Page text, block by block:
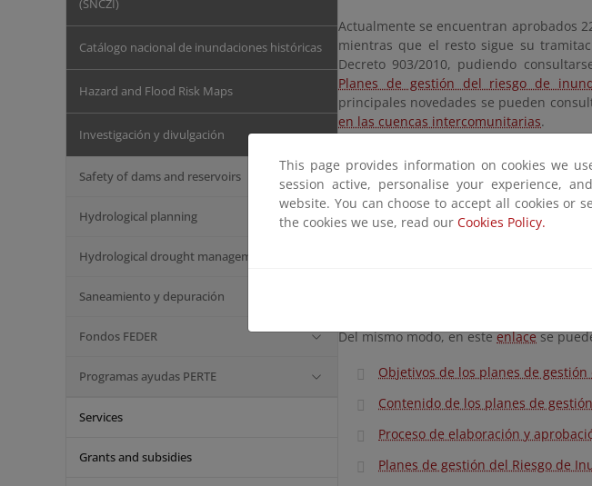
(SNCZI)
Catálogo nacional de inundaciones históricas
Hazard and Flood Risk Maps
Investigación y divulgación
Safety of dams and reservoirs
Hydrological planning
Hydrological drought management
Saneamiento y depuración
Fondos FEDER
Programas ayudas PERTE
Services
Grants and subsidies
Actualmente se encuentran aprobados
mientras que el resto sigue su
Decreto 903/2010, pudiendo
Planes de gestión del riesgo de
principales novedades se pueden
en las cuencas intercomunitarias.
conclusiones de los mapas de
importantes respecto al primer ciclo
más precisa y ajustada a las
en el informeCaracterización de la
Durante el año 2018, el Tribunal de
,
Del mismo modo, en esteenlacese
Objetivos de los planes de
Contenido de los planes de
Proceso de elaboración y
Planes de gestión del Riesgo de
This page provides information on cookies we
session active, personalise your experience,
website. You can choose to accept all cookies or
the cookies we use, read our Cookies Policy.